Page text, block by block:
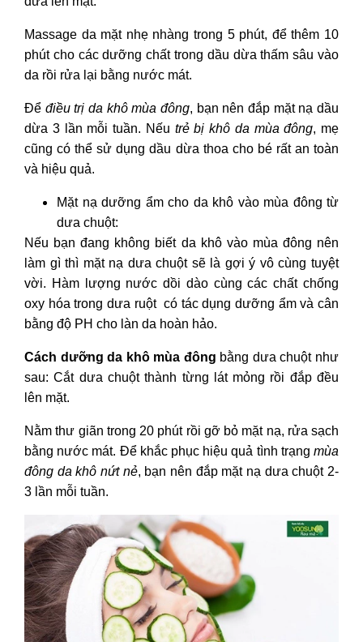
Massage da mặt nhẹ nhàng trong 5 phút, để thêm 10
phút cho các dưỡng chất trong dầu dừa thấm sâu vào
da rồi rửa lại bằng nước mát.
Để điều trị da khô mùa đông, bạn nên đắp mặt nạ dầu
dừa 3 lần mỗi tuần. Nếu trẻ bị khô da mùa đông, mẹ
cũng có thể sử dụng dầu dừa thoa cho bé rất an toàn
và hiệu quả.
Mặt nạ dưỡng ẩm cho da khô vào mùa đông từ
dưa chuột:
Nếu bạn đang không biết da khô vào mùa đông nên
làm gì thì mặt nạ dưa chuột sẽ là gợi ý vô cùng tuyệt
vời. Hàm lượng nước dồi dào cùng các chất chống
oxy hóa trong dưa ruột có tác dụng dưỡng ẩm và cân
bằng độ PH cho làn da hoàn hảo.
Cách dưỡng da khô mùa đông bằng dưa chuột như
sau: Cắt dưa chuột thành từng lát mỏng rồi đắp đều
lên mặt.
Nằm thư giãn trong 20 phút rồi gỡ bỏ mặt nạ, rửa sạch
bằng nước mát. Để khắc phục hiệu quả tình trạng mùa
đông da khô nứt nẻ, bạn nên đắp mặt nạ dưa chuột 2-
3 lần mỗi tuần.